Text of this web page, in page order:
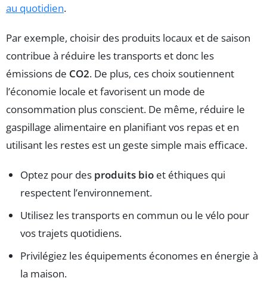
au quotidien.
Par exemple, choisir des produits locaux et de saison
contribue à réduire les transports et donc les
émissions de CO2. De plus, ces choix soutiennent
l’économie locale et favorisent un mode de
consommation plus conscient. De même, réduire le
gaspillage alimentaire en planifiant vos repas et en
utilisant les restes est un geste simple mais efficace.
Optez pour des produits bio et éthiques qui
respectent l’environnement.
Utilisez les transports en commun ou le vélo pour
vos trajets quotidiens.
Privilégiez les équipements économes en énergie à
la maison.